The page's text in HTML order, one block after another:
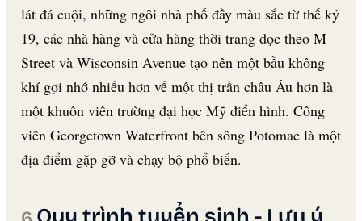
lát đá cuội, những ngôi nhà phố đầy màu sắc từ thế kỷ
19, các nhà hàng và cửa hàng thời trang dọc theo M
Street và Wisconsin Avenue tạo nên một bầu không
khí gợi nhớ nhiều hơn về một thị trấn châu Âu hơn là
một khuôn viên trường đại học Mỹ điển hình. Công
viên Georgetown Waterfront bên sông Potomac là một
địa điểm gặp gỡ và chạy bộ phổ biến.
Quy trình tuyển sinh - Lưu ý,